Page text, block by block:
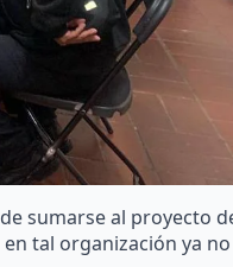
sumarse al proyecto
tal organización ya no